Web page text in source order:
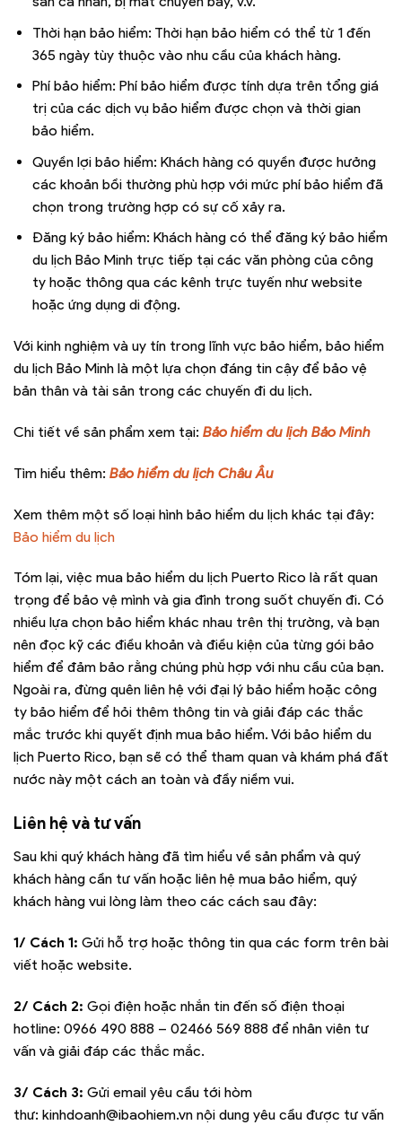
Thời hạn bảo hiểm: Thời hạn bảo hiểm có thể từ 1 đến
365 ngày tùy thuộc vào nhu cầu của khách hàng.
Phí bảo hiểm: Phí bảo hiểm được tính dựa trên tổng giá
trị của các dịch vụ bảo hiểm được chọn và thời gian
bảo hiểm.
Quyền lợi bảo hiểm: Khách hàng có quyền được hưởng
các khoản bồi thường phù hợp với mức phí bảo hiểm đã
chọn trong trường hợp có sự cố xảy ra.
Đăng ký bảo hiểm: Khách hàng có thể đăng ký bảo hiểm
du lịch Bảo Minh trực tiếp tại các văn phòng của công
ty hoặc thông qua các kênh trực tuyến như website
hoặc ứng dụng di động.
Với kinh nghiệm và uy tín trong lĩnh vực bảo hiểm, bảo hiểm
du lịch Bảo Minh là một lựa chọn đáng tin cậy để bảo vệ
bản thân và tài sản trong các chuyến đi du lịch.
Chi tiết về sản phẩm xem tại: Bảo hiểm du lịch Bảo Minh
Tìm hiểu thêm: Bảo hiểm du lịch Châu Âu
Xem thêm một số loại hình bảo hiểm du lịch khác tại đây:
Bảo hiểm du lịch
Tóm lại, việc mua bảo hiểm du lịch Puerto Rico là rất quan
trọng để bảo vệ mình và gia đình trong suốt chuyến đi. Có
nhiều lựa chọn bảo hiểm khác nhau trên thị trường, và bạn
nên đọc kỹ các điều khoản và điều kiện của từng gói bảo
hiểm để đảm bảo rằng chúng phù hợp với nhu cầu của bạn.
Ngoài ra, đừng quên liên hệ với đại lý bảo hiểm hoặc công
ty bảo hiểm để hỏi thêm thông tin và giải đáp các thắc
mắc trước khi quyết định mua bảo hiểm. Với bảo hiểm du
lịch Puerto Rico, bạn sẽ có thể tham quan và khám phá đất
nước này một cách an toàn và đầy niềm vui.
Liên hệ và tư vấn
Sau khi quý khách hàng đã tìm hiểu về sản phẩm và quý
khách hàng cần tư vấn hoặc liên hệ mua bảo hiểm, quý
khách hàng vui lòng làm theo các cách sau đây:
1/ Cách 1: Gửi hỗ trợ hoặc thông tin qua các form trên bài
viết hoặc website.
2/ Cách 2: Gọi điện hoặc nhắn tin đến số điện thoại
hotline: 0966 490 888 – 02466 569 888 để nhân viên tư
vấn và giải đáp các thắc mắc.
3/ Cách 3: Gửi email yêu cầu tới hòm
thư: kinhdoanh@ibaohiem.vn nội dung yêu cầu được tư vấn